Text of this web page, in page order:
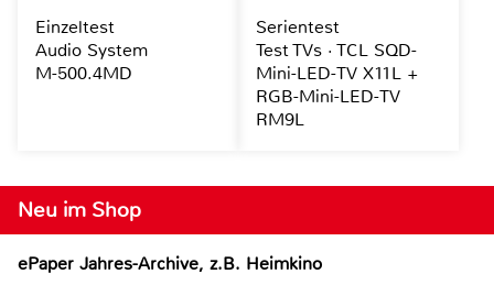
Neu im Shop
ePaper Jahres-Archive, z.B. Heimkino
Einzeltest
Audio System
M-500.4MD
Serientest
Test TVs · TCL SQD-
Mini-LED-TV X11L +
RGB-Mini-LED-TV
RM9L